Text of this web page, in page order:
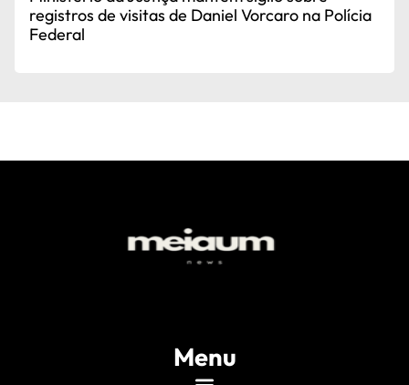
registros de visitas de Daniel Vorcaro na Polícia
Federal
Menu